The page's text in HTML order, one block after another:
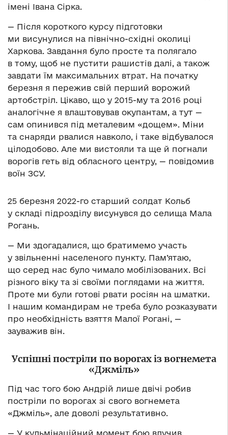
імені Івана Сірка.
— Після короткого курсу підготовки
ми висунулися на північно-східні околиці
Харкова. Завдання було просте та полягало
в тому, щоб не пустити рашистів далі, а також
завдати їм максимальних втрат. На початку
березня я пережив свій перший ворожий
артобстріл. Цікаво, що у 2015-му та 2016 році
аналогічне я влаштовував окупантам, а тут —
сам опинився під металевим «дощем». Міни
та снаряди рвалися навколо, і таке відбувалося
цілодобово. Але ми вистояли та ще й погнали
ворогів геть від обласного центру, — повідомив
воїн ЗСУ.
25 березня 2022-го старший солдат Кольб
у складі підрозділу висунувся до селища Мала
Рогань.
— Ми здогадалися, що братимемо участь
у звільненні населеного пункту. Пам’ятаю,
що серед нас було чимало мобілізованих. Всі
різного віку та зі своїми поглядами на життя.
Проте ми були готові рвати росіян на шматки.
І нашим командирам не треба було розказувати
про необхідність взяття Малої Рогані, —
зауважив він.
Успішні постріли по ворогах із вогнемета
«Джміль»
Під час того бою Андрій лише двічі робив
постріли по ворогах зі свого вогнемета
«Джміль», але доволі результативно.